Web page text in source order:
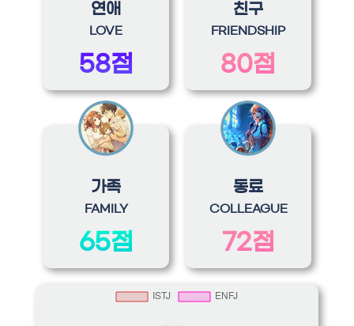
연애
LOVE
58점
친구
FRIENDSHIP
80점
가족
FAMILY
65점
동료
COLLEAGUE
72점